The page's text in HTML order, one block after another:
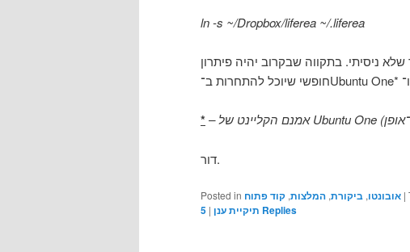
ln -s ~/Dropbox/liferea ~/.liferea
ניסיתי. בתקווה שבקרוב יהיה פיתרון
*
דור.
Posted in אובונטו, ביקורת, המלצות, קוד פתוח |
תיקיית ענן |
5 Replies